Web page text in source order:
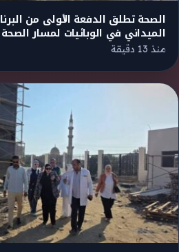
الصحة تطلق الدفعة الأولى من
الميداني في الوبائيات لمسار
منذ 13 دقيقة